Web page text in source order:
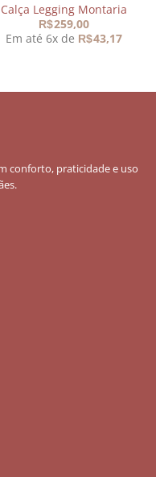
Calça Legging Montaria
R$259,00
Em até 6x de R$43,17
conforto, praticidade e uso